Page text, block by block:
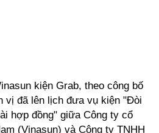
kiện Grab, theo công bố
vị đã lên lịch đưa vụ kiện "Đòi
hợp đồng" giữa Công ty cổ
(Vinasun) và Công ty TNHH